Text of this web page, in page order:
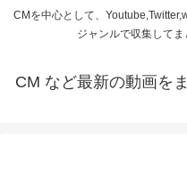
CMを中心として、
ジャンルで収集してま
CM など最新の動画を